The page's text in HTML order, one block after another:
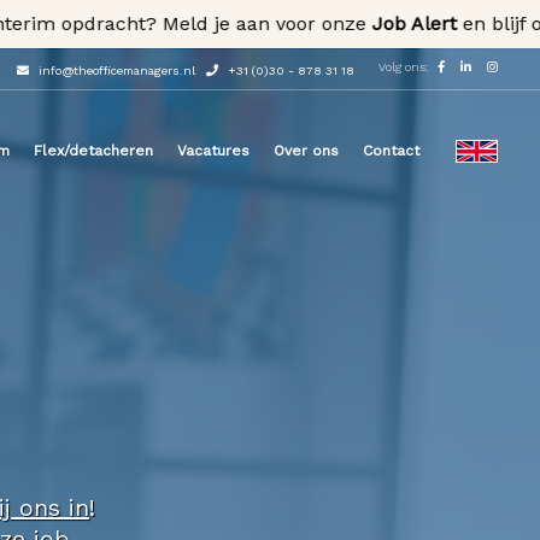
opdracht? Meld je aan voor onzeJob Alerten blijf op de
Volg ons:
info@theofficemanagers.nl +31 (0)30 - 878 31 18
Flex/detacheren Vacatures Over ons Contact
ons in!